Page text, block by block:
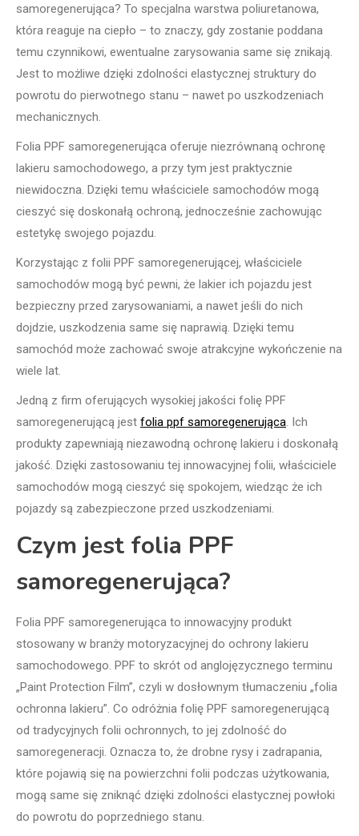
samoregenerująca? To specjalna warstwa poliuretanowa,
która reaguje na ciepło – to znaczy, gdy zostanie poddana
temu czynnikowi, ewentualne zarysowania same się znikają.
Jest to możliwe dzięki zdolności elastycznej struktury do
powrotu do pierwotnego stanu – nawet po uszkodzeniach
mechanicznych.
Folia PPF samoregenerująca oferuje niezrównaną ochronę
lakieru samochodowego, a przy tym jest praktycznie
niewidoczna. Dzięki temu właściciele samochodów mogą
cieszyć się doskonałą ochroną, jednocześnie zachowując
estetykę swojego pojazdu.
Korzystając z folii PPF samoregenerującej, właściciele
samochodów mogą być pewni, że lakier ich pojazdu jest
bezpieczny przed zarysowaniami, a nawet jeśli do nich
dojdzie, uszkodzenia same się naprawią. Dzięki temu
samochód może zachować swoje atrakcyjne wykończenie na
wiele lat.
Jedną z firm oferujących wysokiej jakości folię PPF
samoregenerującą jest folia ppf samoregenerująca. Ich
produkty zapewniają niezawodną ochronę lakieru i doskonałą
jakość. Dzięki zastosowaniu tej innowacyjnej folii, właściciele
samochodów mogą cieszyć się spokojem, wiedząc że ich
pojazdy są zabezpieczone przed uszkodzeniami.
Czym jest folia PPF
samoregenerująca?
Folia PPF samoregenerująca to innowacyjny produkt
stosowany w branży motoryzacyjnej do ochrony lakieru
samochodowego. PPF to skrót od anglojęzycznego terminu
„Paint Protection Film”, czyli w dosłownym tłumaczeniu „folia
ochronna lakieru”. Co odróżnia folię PPF samoregenerującą
od tradycyjnych folii ochronnych, to jej zdolność do
samoregeneracji. Oznacza to, że drobne rysy i zadrapania,
które pojawią się na powierzchni folii podczas użytkowania,
mogą same się zniknąć dzięki zdolności elastycznej powłoki
do powrotu do poprzedniego stanu.